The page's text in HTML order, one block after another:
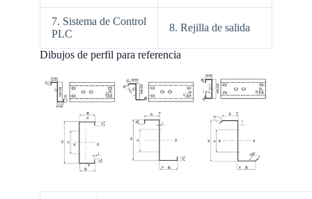
7. Sistema de Control
PLC
8. Rejilla de salida
Dibujos de perfil para referencia